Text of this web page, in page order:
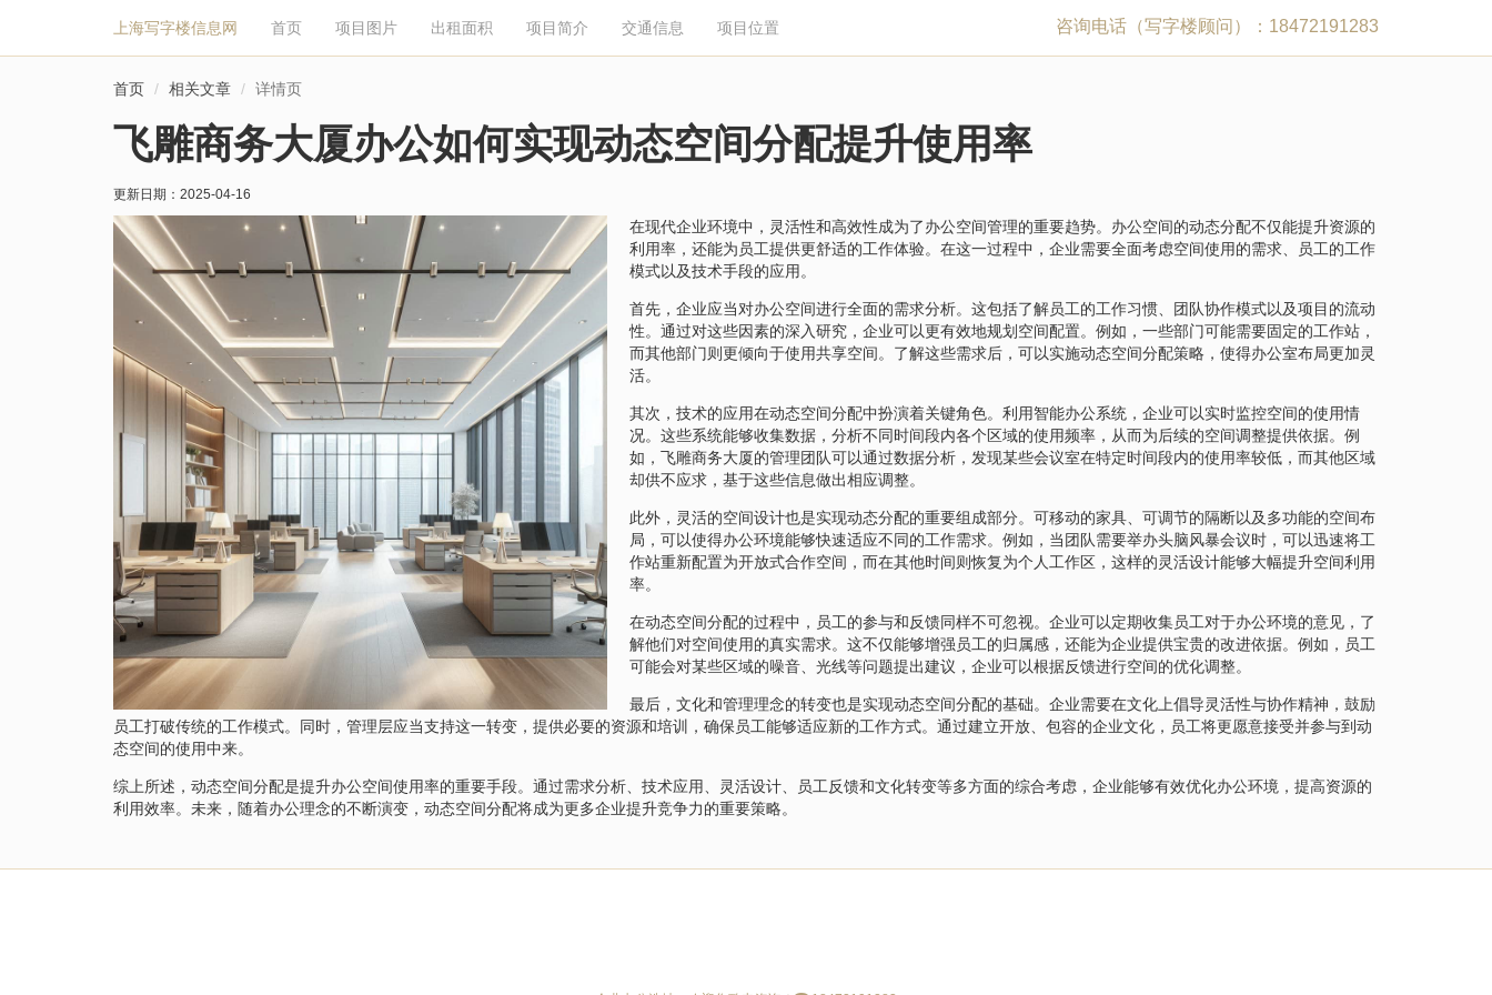
上海写字楼信息网 首页 项目图片 出租面积 项目简介 交通信息 项目位置 咨询电话（写字楼顾问）：18472191283
首页 相关文章 详情页
飞雕商务大厦办公如何实现动态空间分配提升使用率
更新日期： 2025-04-16
在现代企业环境中，灵活性和高效性成为了办公空间管理的重要趋势。办公空间的动态分配不仅能提升资源的
利用率，还能为员工提供更舒适的工作体验。在这一过程中，企业需要全面考虑空间使用的需求、员工的工作
模式以及技术手段的应用。
首先，企业应当对办公空间进行全面的需求分析。这包括了解员工的工作习惯、团队协作模式以及项目的流动
性。通过对这些因素的深入研究，企业可以更有效地规划空间配置。例如，一些部门可能需要固定的工作站，
而其他部门则更倾向于使用共享空间。了解这些需求后，可以实施动态空间分配策略，使得办公室布局更加灵
活。
其次，技术的应用在动态空间分配中扮演着关键角色。利用智能办公系统，企业可以实时监控空间的使用情
况。这些系统能够收集数据，分析不同时间段内各个区域的使用频率，从而为后续的空间调整提供依据。例
如，飞雕商务大厦的管理团队可以通过数据分析，发现某些会议室在特定时间段内的使用率较低，而其他区域
却供不应求，基于这些信息做出相应调整。
此外，灵活的空间设计也是实现动态分配的重要组成部分。可移动的家具、可调节的隔断以及多功能的空间布
局，可以使得办公环境能够快速适应不同的工作需求。例如，当团队需要举办头脑风暴会议时，可以迅速将工
作站重新配置为开放式合作空间，而在其他时间则恢复为个人工作区，这样的灵活设计能够大幅提升空间利用
率。
在动态空间分配的过程中，员工的参与和反馈同样不可忽视。企业可以定期收集员工对于办公环境的意见，了
解他们对空间使用的真实需求。这不仅能够增强员工的归属感，还能为企业提供宝贵的改进依据。例如，员工
可能会对某些区域的噪音、光线等问题提出建议，企业可以根据反馈进行空间的优化调整。
最后，文化和管理理念的转变也是实现动态空间分配的基础。企业需要在文化上倡导灵活性与协作精神，鼓励
员工打破传统的工作模式。同时，管理层应当支持这一转变，提供必要的资源和培训，确保员工能够适应新的工作方式。通过建立开放、包容的企业文化，员工将更愿意接受并参与到动
态空间的使用中来。
综上所述，动态空间分配是提升办公空间使用率的重要手段。通过需求分析、技术应用、灵活设计、员工反馈和文化转变等多方面的综合考虑，企业能够有效优化办公环境，提高资源的
利用效率。未来，随着办公理念的不断演变，动态空间分配将成为更多企业提升竞争力的重要策略。